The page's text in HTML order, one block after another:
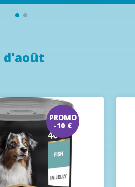
d'août
PROMO
-10 €